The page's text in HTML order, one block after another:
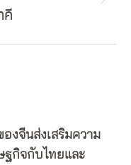
คี
งจีนส่งเสริมความ
ฐกิจกับไทยและ